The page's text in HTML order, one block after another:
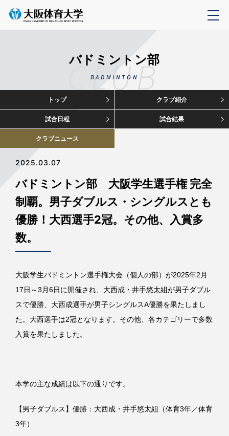
バドミントン部
BADMINTON
CLUB
トップ クラブ紹介
試合日程 試合結果
クラブニュース
2025.03.07
バドミントン部 大阪学生選手権 完全
制覇。男子ダブルス・シングルスとも
優勝！大西選手2冠。その他、入賞多
数。
大阪学生バドミントン選手権大会（個人の部）が2025年2月
17日～3月6日に開催され、大西成・井手悠太組が男子ダブル
スで優勝、大西成選手が男子シングルスA優勝を果たしまし
た。大西選手は2冠となります。その他、各カテゴリーで多数
入賞を果たしました。
本学の主な成績は以下の通りです。
【男子ダブルス】優勝：大西成・井手悠太組（体育3年／体育
3年）